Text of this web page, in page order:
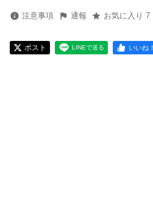
注意事項 通報 お気に入り 7
ポスト LINEで送る いいね！